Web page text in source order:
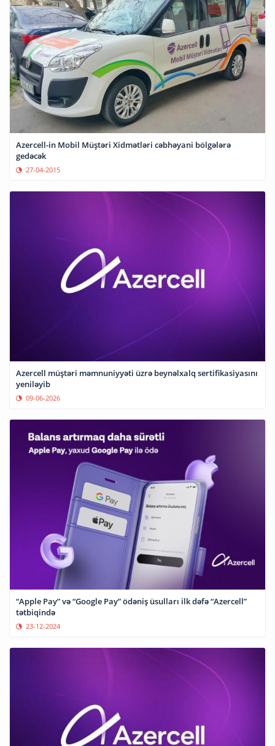
Azercell-in Mobil Müştəri Xidmətləri cəbhəyani bölgələrə
gedəcək
27-04-2015
Azercell müştəri məmnuniyyəti üzrə beynəlxalq sertifikasiyasını
yeniləyib
09-06-2026
“Apple Pay” və “Google Pay” ödəniş üsulları ilk dəfə “Azercell”
tətbiqində
23-12-2024